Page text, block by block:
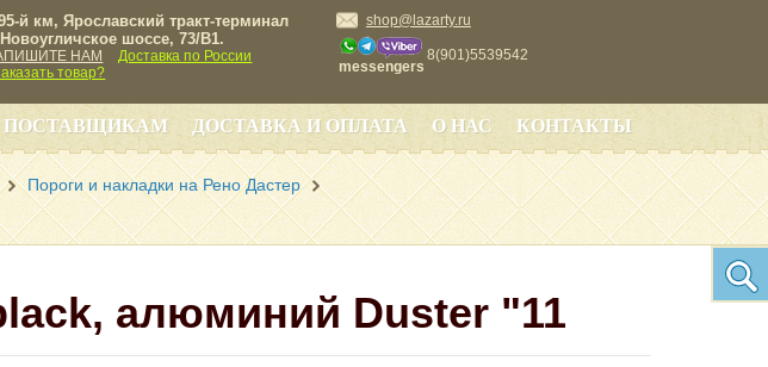
й км, Ярославский тракт-терминал
шоссе, 73/B1.
НАМ
Доставка по России
товар?
shop@lazarty.ru
messengers
8(901)5539542
ПОСТАВЩИКАМ ДОСТАВКА И ОПЛАТА О НАС КОНТАКТЫ
Пороги и накладки на Рено Дастер
алюминий Duster "11